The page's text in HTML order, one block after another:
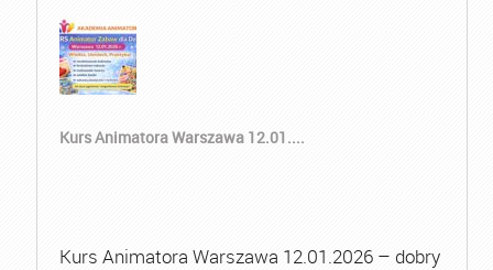
Kurs Animatora Warszawa 12.01....
Kurs Animatora Warszawa 12.01.2026 – dobry